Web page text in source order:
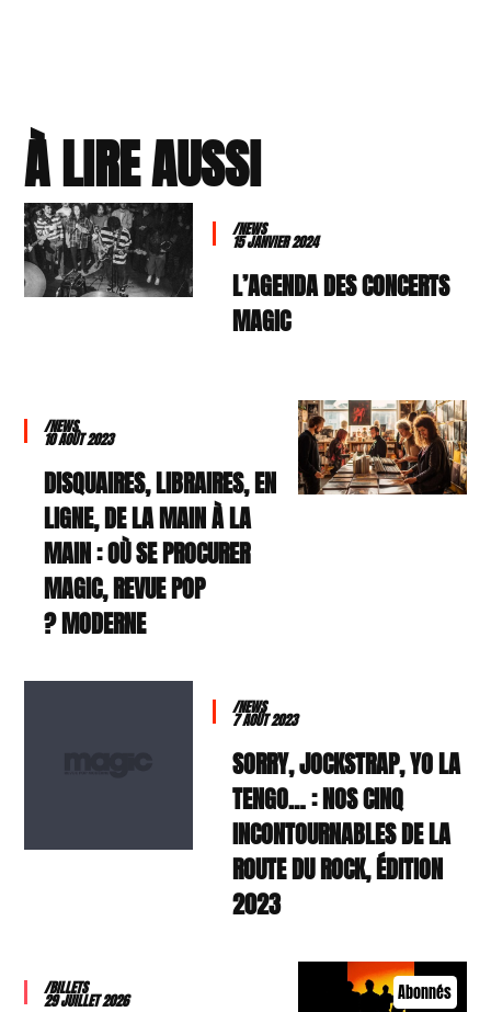
À LIRE AUSSI
/NEWS
15 JANVIER 2024
L’AGENDA DES CONCERTS
MAGIC
/NEWS
10 AOÛT 2023
DISQUAIRES, LIBRAIRES, EN
LIGNE, DE LA MAIN À LA
MAIN : OÙ SE PROCURER
MAGIC, REVUE POP
MODERNE ?
/NEWS
7 AOÛT 2023
SORRY, JOCKSTRAP, YO LA
TENGO… : NOS CINQ
INCONTOURNABLES DE LA
ROUTE DU ROCK, ÉDITION
2023
Abonnés
/BILLETS
29 JUILLET 2026